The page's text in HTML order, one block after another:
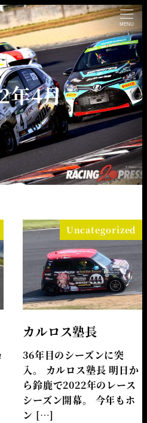
MENU
年4月
Uncategorized
カルロス塾長
36年目のシーズンに突
入。 カルロス塾長 明日か
ら鈴鹿で2022年のレース
シーズン開幕。 今年もホ
ン […]